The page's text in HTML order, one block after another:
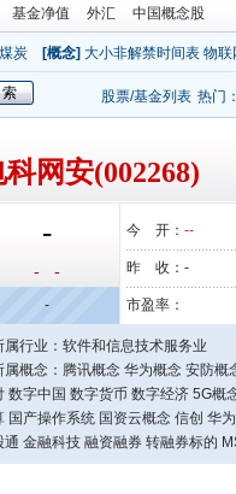
基金净值 外汇 中国概念股
煤炭 [概念] 大小非解禁时间表 物联
股票/基金列表 热门
科网安(002268)
-
- -
-
今 开： --
昨 收： -
市盈率：
属行业：软件和信息技术服务业
属概念：腾讯概念 华为概念 安防
数字中国 数字货币 数字经济 5G概
国产操作系统 国资云概念 信创 华
通 金融科技 融资融券 转融券标的